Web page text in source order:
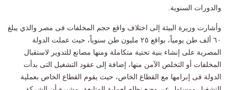
والدورات السنوية.
وأشارت وزيرة البيئة إلى اختلاف واقع حجم المخلفات فى مصر والذي يبلغ
٦٠ ألف طن يومياً، بواقع ٢٥ مليون طن سنوياً، حيث عملت الدولة
المصرية على إنشاء بنية تحتية متكاملة ومنها مصانع للتدوير لاستقبال
المخلفات أو التخلص الآمن منها، إضافة إلى عقود التشغيل التى بدأت
الدولة فى إبرامها مع القطاع الخاص، حيث يقوم القطاع الخاص بعملية